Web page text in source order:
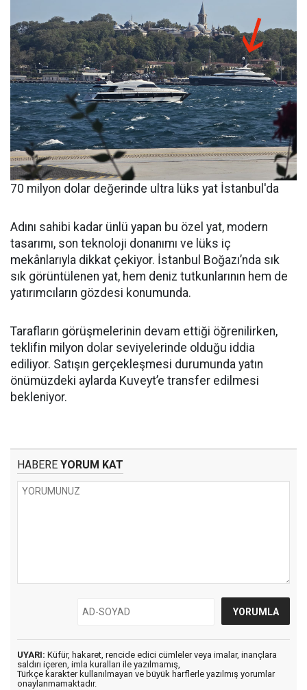
70 milyon dolar değerinde ultra lüks yat İstanbul'da
Adını sahibi kadar ünlü yapan bu özel yat, modern
tasarımı, son teknoloji donanımı ve lüks iç
mekânlarıyla dikkat çekiyor. İstanbul Boğazı’nda sık
sık görüntülenen yat, hem deniz tutkunlarının hem de
yatırımcıların gözdesi konumunda.
Tarafların görüşmelerinin devam ettiği öğrenilirken,
teklifin milyon dolar seviyelerinde olduğu iddia
ediliyor. Satışın gerçekleşmesi durumunda yatın
önümüzdeki aylarda Kuveyt’e transfer edilmesi
bekleniyor.
HABERE YORUM KAT
UYARI: Küfür, hakaret, rencide edici cümleler veya imalar, inançlara
saldırı içeren, imla kuralları ile yazılmamış,
Türkçe karakter kullanılmayan ve büyük harflerle yazılmış yorumlar
onaylanmamaktadır.